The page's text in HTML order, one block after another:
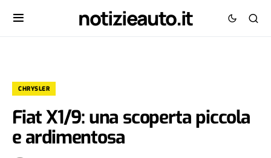
notizieauto.it
CHRYSLER
Fiat X1/9: una scoperta piccola
e ardimentosa